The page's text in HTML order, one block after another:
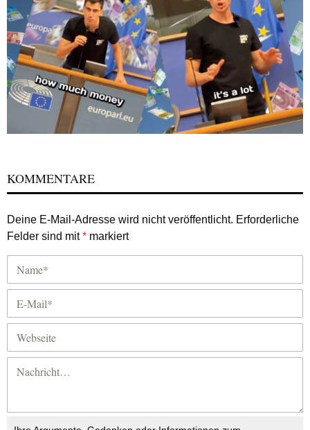
KOMMENTARE
Deine E-Mail-Adresse wird nicht veröffentlicht. Erforderliche
Felder sind mit* markiert